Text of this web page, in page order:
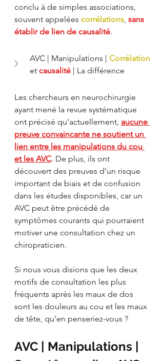
conclu à de simples associations,
souvent appelées corrélations sans
établir de lien de causalité.
AVC | Manipulations | Corrélation
et causalité | La différence
Les chercheurs en neurochirurgie
ayant mené la revue systématique
ont précisé qu'actuellement, aucune
preuve convaincante ne soutient un
lien entre les manipulations du cou
et les AVC. De plus, ils ont
découvert des preuves d'un risque
important de biais et de confusion
dans les études disponibles, car un
AVC peut être précédé de
symptômes courants qui pourraient
motiver une consultation chez un
chiropraticien.
Si nous vous disions que les deux
motifs de consultation les plus
fréquents après les maux de dos
sont les douleurs au cou et les maux
de tête, qu'en penseriez-vous ?
AVC | Manipulations |